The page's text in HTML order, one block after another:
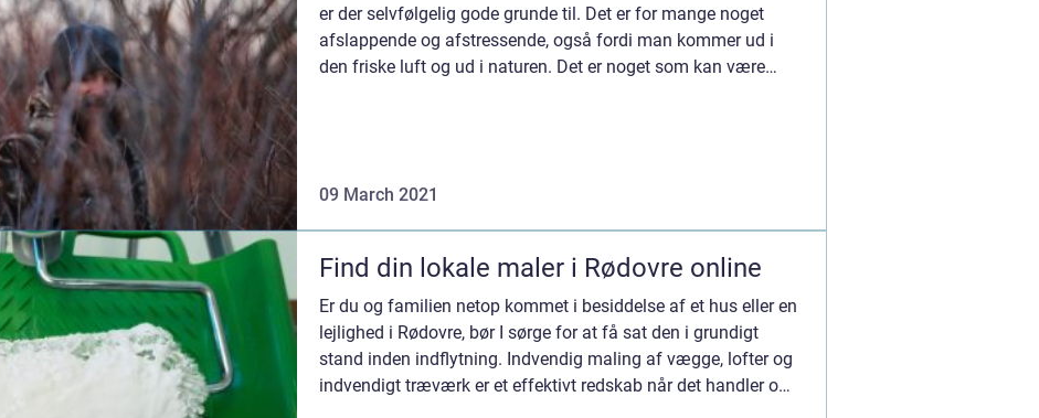
er der selvfølgelig gode grunde til. Det er for mange noget
afslappende og afstressende, også fordi man kommer ud i
den friske luft og ud i naturen. Det er noget som kan være
09 March 2021
Find din lokale maler i Rødovre online
Er du og familien netop kommet i besiddelse af et hus eller en
lejlighed i Rødovre, bør I sørge for at få sat den i grundigt
stand inden indflytning. Indvendig maling af vægge, lofter og
indvendigt træværk er et effektivt redskab når det handler om